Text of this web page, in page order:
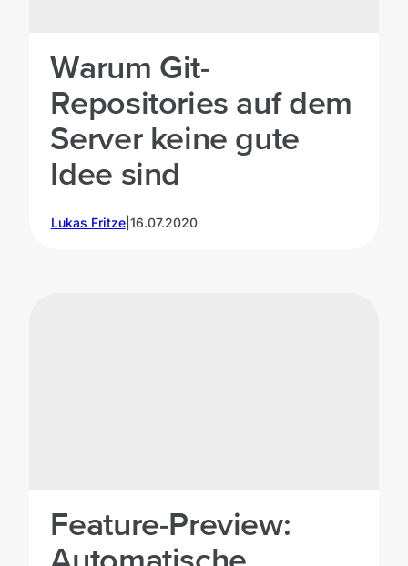
Warum Git-
Repositories auf dem
Server keine gute
Idee sind
Lukas Fritze| 16.07.2020
Feature-Preview: